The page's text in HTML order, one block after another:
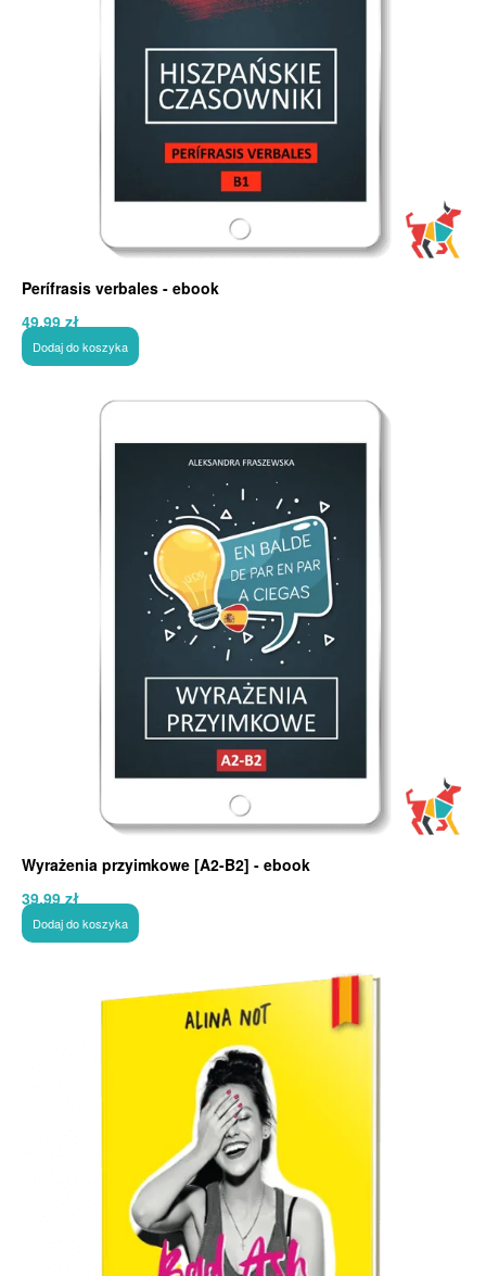
Perífrasis verbales - ebook
49,99zł
Dodaj do koszyka
Wyrażenia przyimkowe [A2-B2] - ebook
39,99zł
Dodaj do koszyka